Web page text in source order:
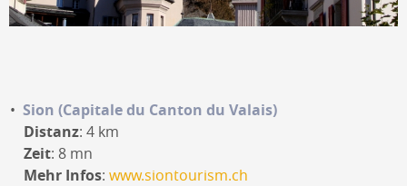
Sion (Capitale du Canton du Valais)
Distanz: 4 km
Zeit: 8 mn
Mehr Infos: www.siontourism.ch